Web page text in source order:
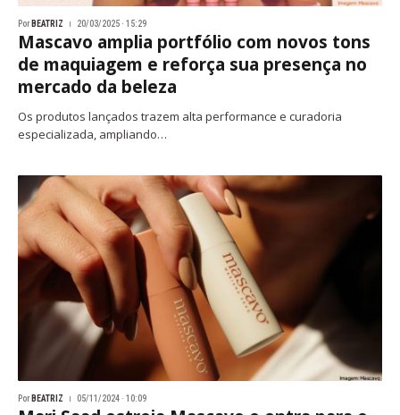
Por BEATRIZ 20/03/2025 · 15:29
Mascavo amplia portfólio com novos tons
de maquiagem e reforça sua presença no
mercado da beleza
Os produtos lançados trazem alta performance e curadoria
especializada, ampliando…
Por BEATRIZ 05/11/2024 · 10:09